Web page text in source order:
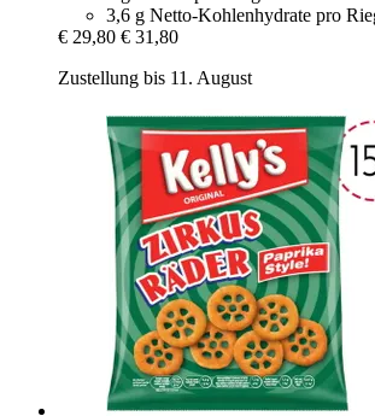
3,6 g Netto-Kohlenhydrate pro
€ 29,80 € 31,80
Zustellung bis 11. August